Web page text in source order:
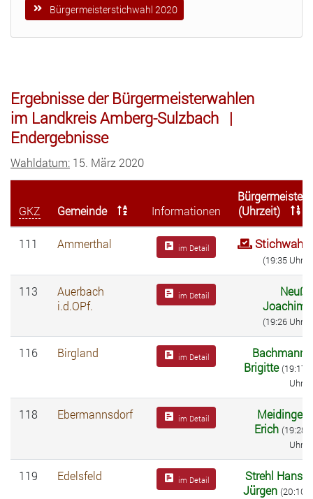
Bürgermeisterstichwahl 2020
Ergebnisse der Bürgermeisterwahlen
im Landkreis Amberg-Sulzbach |
Endergebnisse
Wahldatum: 15. März 2020
GKZ Gemeinde Informationen
Bürgermeister
(Uhrzeit)
111 Ammerthal im Detail Stichwahl
(19:35 Uhr)
113
Auerbach
i.d.OPf.
im Detail
Neuß
Joachim
(19:26 Uhr)
116 Birgland im Detail
Bachmann
Brigitte (19:17
Uhr)
118 Ebermannsdorf im Detail
Meidinger
Erich (19:28
Uhr)
119 Edelsfeld im Detail
Strehl Hans-
Jürgen (20:10